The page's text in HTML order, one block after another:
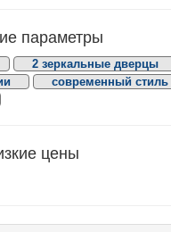
параметры
2 зеркальные дверцы
современный стиль
цены